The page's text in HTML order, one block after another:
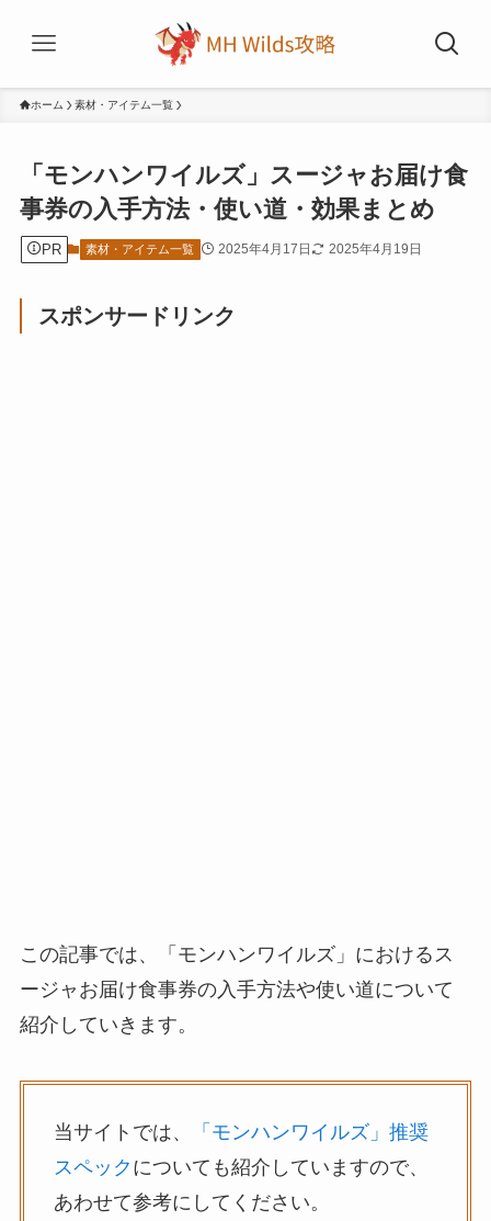
ホーム 素材・アイテム一覧
「モンハンワイルズ」スージャお届け食
事券の入手方法・使い道・効果まとめ
PR 素材・アイテム一覧 2025年4月17日 2025年4月19日
スポンサードリンク
この記事では、「モンハンワイルズ」におけるス
ージャお届け食事券の入手方法や使い道について
紹介していきます。
当サイトでは、
「モンハンワイルズ」推奨
スペック についても紹介していますので、
あわせて参考にしてください。